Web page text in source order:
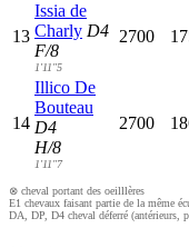
13
Issia de
Charly D4
F/8
1'11"5
2700
14
Illico De
Bouteau
D4
H/8
1'11"7
2700
⊗ cheval portant des oeilllères
E1 chevaux faisant partie de la même
DA, DP, D4 cheval déferré (antérieurs,